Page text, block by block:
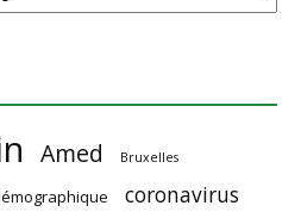
Amed Bruxelles
coronavirus